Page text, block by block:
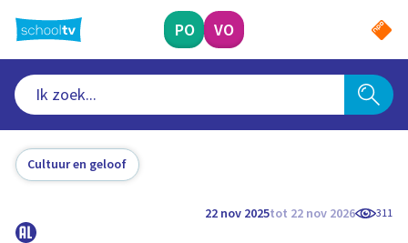
naar
hoofdinhoud
PO VO
Cultuur en geloof
22 nov 2025tot 22 nov 2026 311